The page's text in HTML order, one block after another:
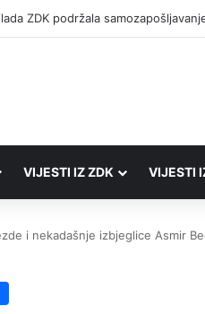
VIJESTI IZ ZDK VIJESTI
i nekadašnje izbjeglice Asmir